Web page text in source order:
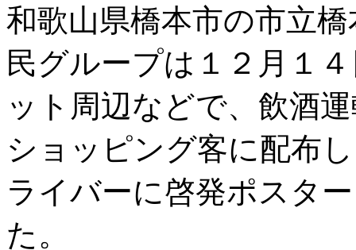
和歌山県橋本市の市立
民グループは１２月１
ット周辺などで、飲酒
ショッピング客に配布
ライバーに啓発ポスタ
た。